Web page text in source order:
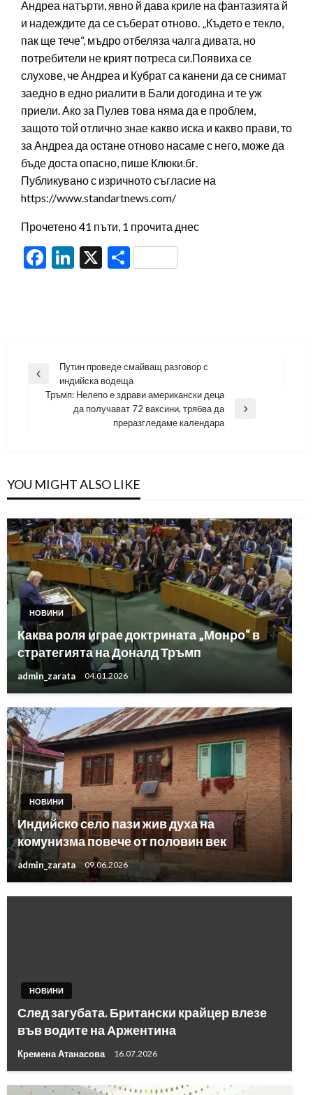
Андреа натърти, явно й дава криле на фантазията й
и надеждите да се съберат отново. „Където е текло,
пак ще тече“, мъдро отбеляза чалга дивата, но
потребители не крият потреса си.Появиха се
слухове, че Андреа и Кубрат са канени да се снимат
заедно в едно риалити в Бали догодина и те уж
приели. Ако за Пулев това няма да е проблем,
защото той отлично знае какво иска и какво прави, то
за Андреа да остане отново насаме с него, може да
бъде доста опасно, пише Клюки.бг.
Публикувано с изричното съгласие на
https://www.standartnews.com/
Прочетено 41 пъти, 1 прочита днес
Facebook
LinkedIn
X Share
Навигация
Previous
Post
Путин проведе смайващ разговор с
индийска водеща
Тръмп: Нелепо е здрави американски деца
да получават 72 ваксини, трябва да
преразгледаме календара
YOU MIGHT ALSO LIKE
НОВИНИ
Каква роля играе доктрината „Монро“ в
стратегията на Доналд Тръмп
admin_zarata 04.01.2026
НОВИНИ
Индийско село пази жив духа на
комунизма повече от половин век
admin_zarata 09.06.2026
НОВИНИ
След загубата. Британски крайцер влезе
във водите на Аржентина
Кремена Атанасова 16.07.2026